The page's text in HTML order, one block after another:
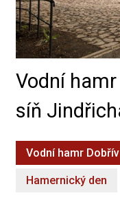
Vodní
síň
Vodní hamr Dobřív
Hamernický den